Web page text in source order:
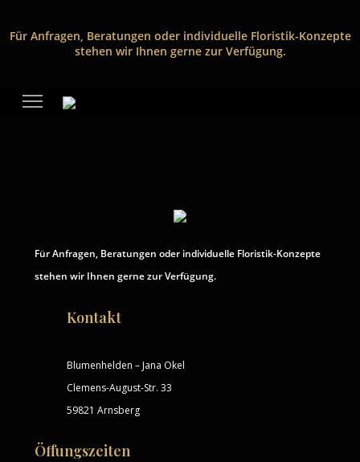
Für Anfragen, Beratungen oder individuelle Floristik-Konzepte
stehen wir Ihnen gerne zur Verfügung.
Für Anfragen, Beratungen oder individuelle Floristik-Konzepte
stehen wir Ihnen gerne zur Verfügung.
Kontakt
Blumenhelden – Jana Okel
Clemens-August-Str. 33
59821 Arnsberg
Öffungszeiten